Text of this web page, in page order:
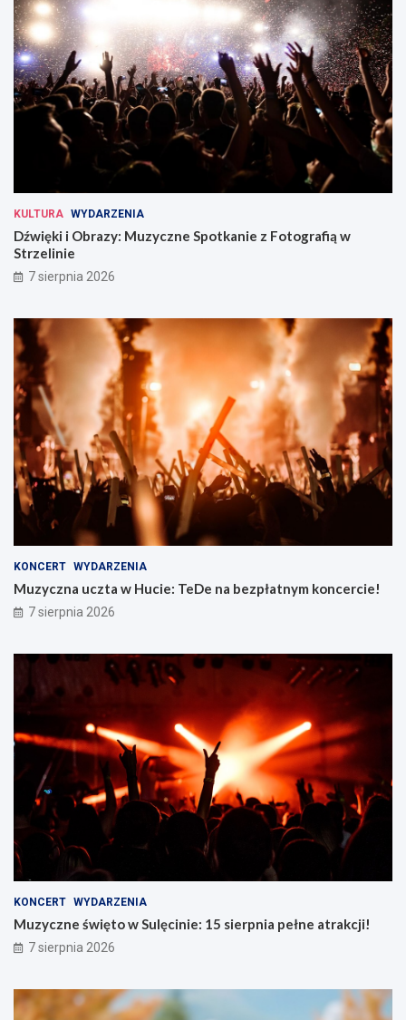
KULTURA WYDARZENIA
Dźwięki i Obrazy: Muzyczne Spotkanie z Fotografią w
Strzelinie
7 sierpnia 2026
KONCERT WYDARZENIA
Muzyczna uczta w Hucie: TeDe na bezpłatnym koncercie!
7 sierpnia 2026
KONCERT WYDARZENIA
Muzyczne święto w Sulęcinie: 15 sierpnia pełne atrakcji!
7 sierpnia 2026